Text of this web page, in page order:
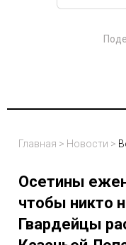
Главная > Новости >
Осетины
чтобы никто
Гвардейцы